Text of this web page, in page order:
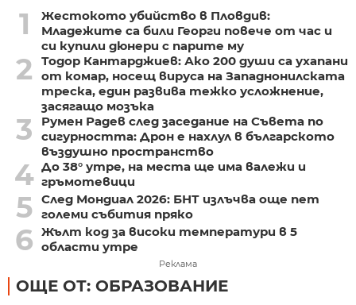
1
Жестокото убийство в Пловдив:
Младежите са били Георги повече от час и
си купили дюнери с парите му
2
Тодор Кантарджиев: Ако 200 души са ухапани
от комар, носещ вируса на Западнонилската
треска, един развива тежко усложнение,
засягащо мозъка
3
Румен Радев след заседание на Съвета по
сигурността: Дрон е нахлул в българското
въздушно пространство
4 До 38° утре, на места ще има валежи и
гръмотевици
5 След Мондиал 2026: БНТ излъчва още пет
големи събития пряко
6 Жълт код за високи температури в 5
области утре
Реклама
ОЩЕ ОТ: ОБРАЗОВАНИЕ